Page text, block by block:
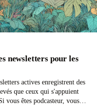
newsletters pour les
actives enregistrent des
que ceux qui s'appuient
vous êtes podcasteur, vous